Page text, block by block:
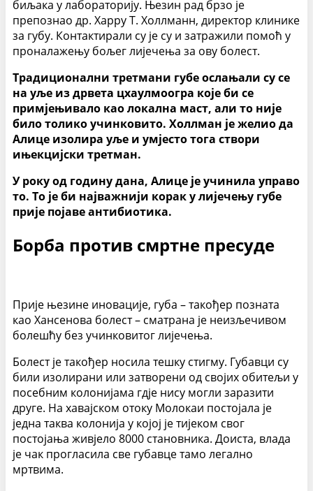
биљака у лабораторију. Њезин рад брзо је
препознао др. Харрy Т. Холлманн, директор клинике
за губу. Контактирали су је су и затражили помоћ у
проналажењу бољег лијечења за ову болест.
Традиционални третмани губе ослањали су се
на уље из дрвета цхаулмоогра које би се
примјењивало као локална маст, али то није
било толико учинковито. Холлман је желио да
Алице изолира уље и умјесто тога створи
ињекцијски третман.
У року од годину дана, Алице је учинила управо
то. То је би најважнији корак у лијечењу губе
прије појаве антибиотика.
Борба против смртне пресуде
Прије њезине иновације, губа – такођер позната
као Хансенова болест – сматрана је неизљечивом
болешћу без учинковитог лијечења.
Болест је такођер носила тешку стигму. Губавци су
били изолирани или затворени од својих обитељи у
посебним колонијама гдје нису могли заразити
друге. На хавајском отоку Молокаи постојала је
једна таква колонија у којој је тијеком свог
постојања живјело 8000 становника. Доиста, влада
је чак прогласила све губавце тамо легално
мртвима.